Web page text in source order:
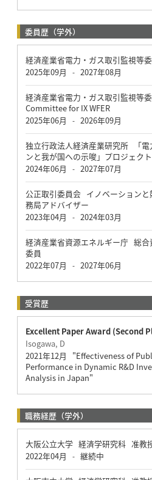
委員歴（学外）
経済産業省電力・ガス取引監視等
2025年09月
- 2027年08月
経済産業省電力・ガス取引監視
Committee for IX WFER
2025年06月
- 2026年09月
独立行政法人経済産業研究所 「電
ンと我が国への示唆」プロジェク
2024年06月
- 2027年07月
公正取引委員会 イノベーション
務局アドバイザー
2023年04月
- 2024年03月
経済産業省資源エネルギー庁 総
委員
2022年07月
- 2027年06月
受賞歴
Excellent Paper Award (Second
Isogawa, D
2021年12月 "Effectiveness of
Performance in Dynamic R&D
Analysis in Japan"
職務経歴（学外）
大阪公立大学 経済学研究科 准教
2022年04月
- 継続中